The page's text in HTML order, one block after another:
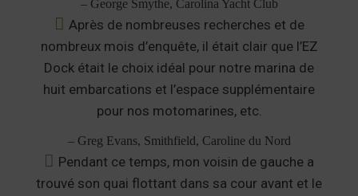
– George Smythe, Carolina Yacht Club
Après de nombreuses recherches et de
nombreux mois d’enquête, il était clair que l’EZ
Dock était le choix idéal pour notre marina de
huit embarcations et l’espace supplémentaire
pour nos motomarines, etc.
– Greg Evans, Smithfield, Caroline du Nord
Pendant ce temps, mon voisin de gauche a
trouvé son quai flottant dans sa cour avant et le